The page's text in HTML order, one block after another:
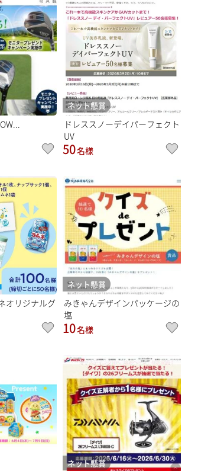
ネット懸賞
ドレススノーデイパーフェクト
UV
50名様
オリジナルグ
ネット懸賞
みきゃんデザインパッケージの
塩
10名様
ネット懸賞